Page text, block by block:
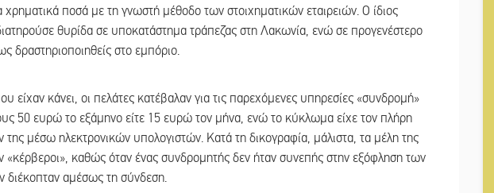
χρηματικά ποσά με τη γνωστή μέθοδο των στοιχηματικών εταιρειών. Ο ίδιος
θυρίδα σε υποκατάστημα τράπεζας στη Λακωνία, ενώ σε προγενέστερο
δραστηριοποιηθείς στο εμπόριο.
είχαν κάνει, οι πελάτες κατέβαλαν για τις παρεχόμενες υπηρεσίες «συνδρομή»
50 ευρώ το εξάμηνο είτε 15 ευρώ τον μήνα, ενώ το κύκλωμα είχε τον πλήρη
μέσω ηλεκτρονικών υπολογιστών. Κατά τη δικογραφία, μάλιστα, τα μέλη της
«κέρβεροι», καθώς όταν ένας συνδρομητής δεν ήταν συνεπής στην εξόφληση των
αμέσως τη σύνδεση.